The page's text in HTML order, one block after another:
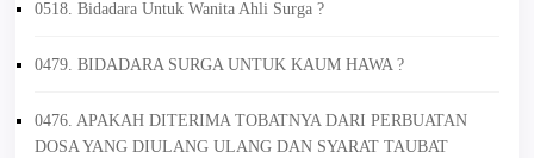
0518. Bidadara Untuk Wanita Ahli Surga ?
0479. BIDADARA SURGA UNTUK KAUM HAWA ?
0476. APAKAH DITERIMA TOBATNYA DARI PERBUATAN
DOSA YANG DIULANG ULANG DAN SYARAT TAUBAT